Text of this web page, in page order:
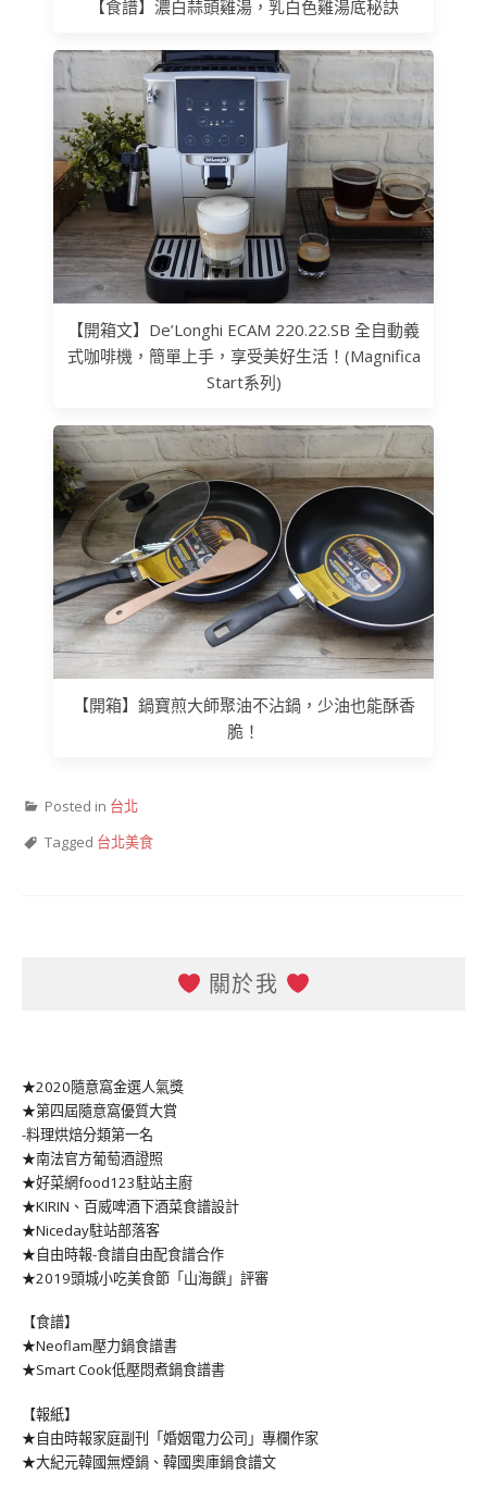
【食譜】濃白蒜頭雞湯，乳白色雞湯底秘訣
【開箱文】De’Longhi ECAM 220.22.SB 全自動義
式咖啡機，簡單上手，享受美好生活！(Magnifica
Start系列)
【開箱】鍋寶煎大師聚油不沾鍋，少油也能酥香
脆！
Posted in 台北
Tagged 台北美食
關於我
★2020隨意窩金選人氣獎
★第四屆隨意窩優質大賞
-料理烘焙分類第一名
★南法官方葡萄酒證照
★好菜網food123駐站主廚
★KIRIN、百威啤酒下酒菜食譜設計
★Niceday駐站部落客
★自由時報-食譜自由配食譜合作
★2019頭城小吃美食節「山海饌」評審
【食譜】
★Neoflam壓力鍋食譜書
★Smart Cook低壓悶煮鍋食譜書
【報紙】
★自由時報家庭副刊「婚姻電力公司」專欄作家
★大紀元韓國無煙鍋、韓國奧庫鍋食譜文